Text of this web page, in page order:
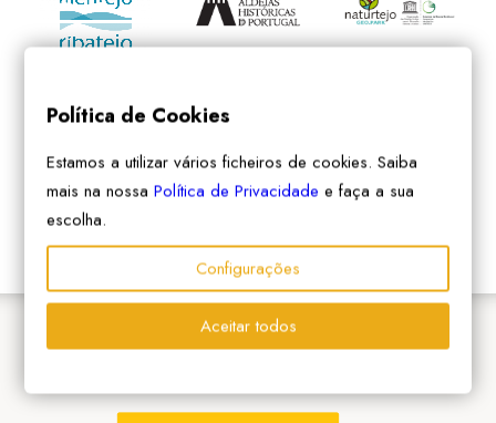
Política de Cookies
Estamos a utilizar vários ficheiros de cookies. Saiba
mais na nossaPolítica de Privacidade e faça a sua
escolha.
Configurações
Aceitar todos